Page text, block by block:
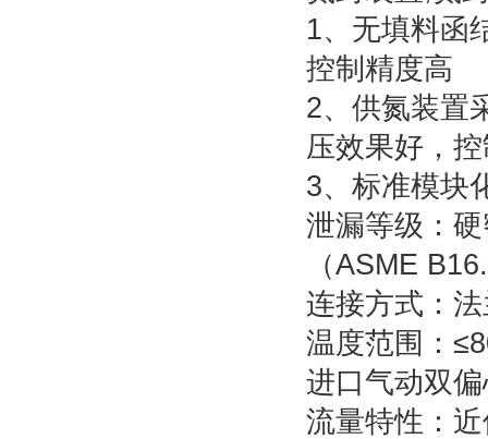
1、无填料函
控制精度高
2、供氮装置
压效果好，
3、标准模块
泄漏等级：
（ASME
连接方式：
温度范围：
进口气动双
流量特性：